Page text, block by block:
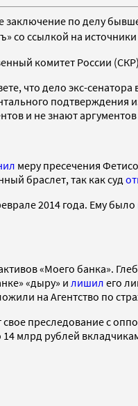
заключение по делу
со ссылкой на
комитет России
что дело экс-
подтверждения
и не знают
меру пресечения
браслет, так как суд
2014 года. Ему было
«Моего банка».
«дыру» и лишил его
на Агентство по
преследование с
млрд рублей